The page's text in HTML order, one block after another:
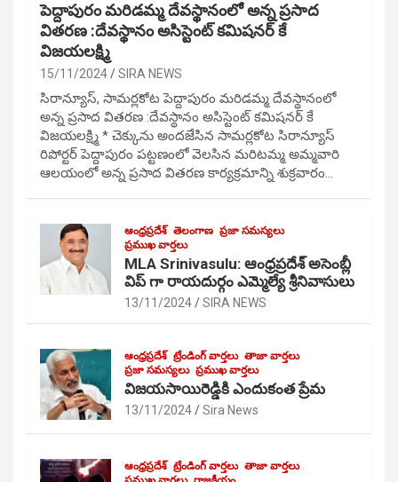
పెద్దాపురం మరిడమ్మ దేవస్థానంలో అన్న ప్రసాద
వితరణ :దేవస్థానం అసిస్టెంట్ కమిషనర్ కే
విజయలక్ష్మి
15/11/2024 SIRA NEWS
సిరాన్యూస్, సామర్లకోట పెద్దాపురం మరిడమ్మ దేవస్థానంలో
అన్న ప్రసాద వితరణ :దేవస్థానం అసిస్టెంట్ కమిషనర్ కే
విజయలక్ష్మి * చెక్కును అందజేసిన సామర్లకోట సిరాన్యూస్
రిపోర్టర్ పెద్దాపురం పట్టణంలో వెలసిన మరిటమ్మ అమ్మవారి
ఆలయంలో అన్న ప్రసాద వితరణ కార్యక్రమాన్ని శుక్రవారం…
ఆంధ్రప్రదేశ్ తెలంగాణ ప్రజా సమస్యలు
ప్రముఖ వార్తలు
MLA Srinivasulu: ఆంధ్రప్రదేశ్ అసెంబ్లీ
విప్ గా రాయదుర్గం ఎమ్మెల్యే శ్రీనివాసులు
13/11/2024 SIRA NEWS
ఆంధ్రప్రదేశ్ ట్రేండింగ్ వార్తలు తాజా వార్తలు
ప్రజా సమస్యలు ప్రముఖ వార్తలు
విజయసాయిరెడ్డికి ఎందుకంత ప్రేమ
13/11/2024 Sira News
ఆంధ్రప్రదేశ్ ట్రేండింగ్ వార్తలు తాజా వార్తలు